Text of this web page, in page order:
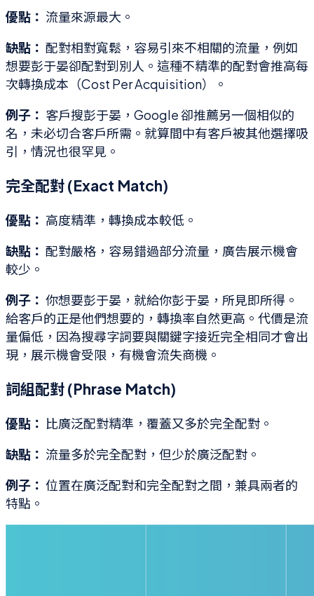
優點： 流量來源最大。
缺點： 配對相對寬鬆，容易引來不相關的流量，例如
想要彭于晏卻配對到別人。這種不精準的配對會推高每
次轉換成本（Cost Per Acquisition）。
例子： 客戶搜彭于晏，Google 卻推薦另一個相似的
名，未必切合客戶所需。就算間中有客戶被其他選擇吸
引，情況也很罕見。
完全配對 (Exact Match)
優點： 高度精準，轉換成本較低。
缺點： 配對嚴格，容易錯過部分流量，廣告展示機會
較少。
例子： 你想要彭于晏，就給你彭于晏，所見即所得。
給客戶的正是他們想要的，轉換率自然更高。代價是流
量偏低，因為搜尋字詞要與關鍵字接近完全相同才會出
現，展示機會受限，有機會流失商機。
詞組配對 (Phrase Match)
優點： 比廣泛配對精準，覆蓋又多於完全配對。
缺點： 流量多於完全配對，但少於廣泛配對。
例子： 位置在廣泛配對和完全配對之間，兼具兩者的
特點。